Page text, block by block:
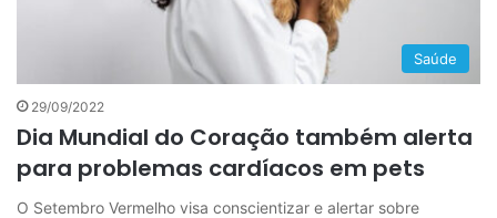
Saúde
29/09/2022
​Dia Mundial do Coração também alerta
para problemas cardíacos em pets
O Setembro Vermelho visa conscientizar e alertar sobre